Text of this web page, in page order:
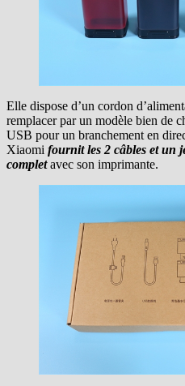
Elle dispose d’un cordon
remplacer par un modèle bien de
USB pour un branchement en
Xiaomi fournit les 2 câbles et un
completavec son imprimante.